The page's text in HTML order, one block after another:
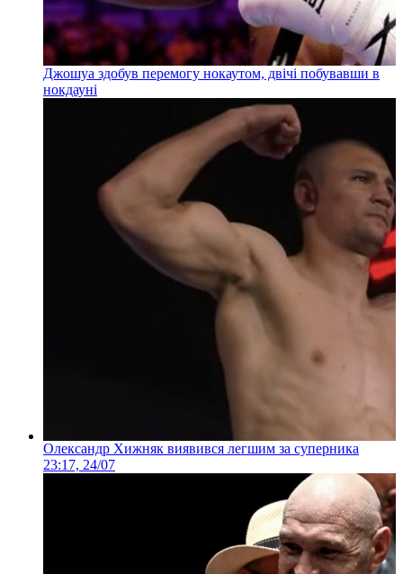
Джошуа здобув перемогу нокаутом, двічі побувавши в
нокдауні
Олександр Хижняк виявився легшим за суперника
23:17, 24/07